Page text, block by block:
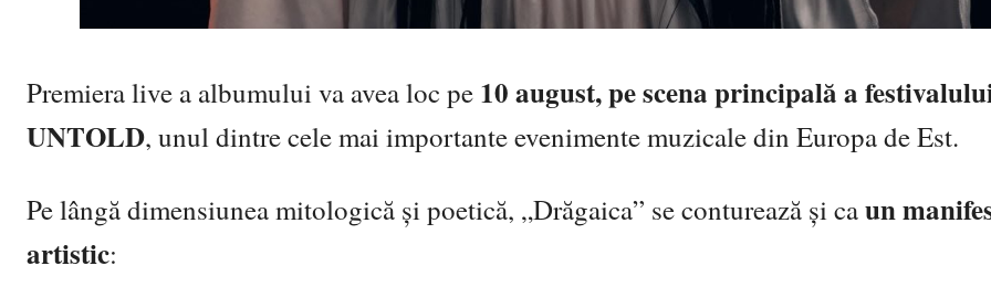
Premiera live a albumului va avea loc pe 10 august, pe scena principală a
UNTOLD, unul dintre cele mai importante evenimente muzicale din Europa de Est.
Pe lângă dimensiunea mitologică și poetică, „Drăgaica” se conturează și caun
artistic: